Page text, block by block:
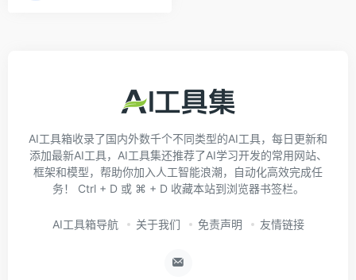
AI工具箱收录了国内外数千个不同类型的AI工具，每日更新和
添加最新AI工具，AI工具集还推荐了AI学习开发的常用网站、
框架和模型，帮助你加入人工智能浪潮，自动化高效完成任
务！ Ctrl + D 或 ⌘ + D 收藏本站到浏览器书签栏。
AI工具箱导航 关于我们 免责声明 友情链接